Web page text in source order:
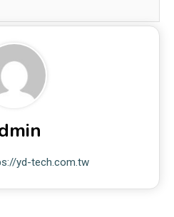
yd-tech.com.tw